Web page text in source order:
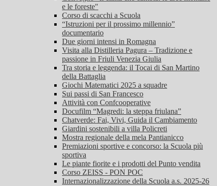
e le foreste"
Corso di scacchi a Scuola
“Istruzioni per il prossimo millennio”
documentario
Due giorni intensi in Romagna
Visita alla Distilleria Pagura – Tradizione e
passione in Friuli Venezia Giulia
Tra storia e leggenda: il Tocai di San Martino
della Battaglia
Giochi Matematici 2025 a squadre
Sui passi di San Francesco
Attività con Confcooperative
Docufilm “Magredi: la steppa friulana”
Chatverde: Fai, Vivi, Guida il Cambiamento
Giardini sostenibili a villa Policreti
Mostra regionale della mela Pantianicco
Premiazioni sportive e concorso: la Scuola più
sportiva
Le piante fiorite e i prodotti del Punto vendita
Corso ZEISS - PON POC
Internazionalizzazione della Scuola a.s. 2025-26